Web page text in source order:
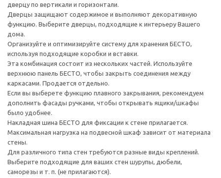
дверцу по вертикали и горизонтали.
Дверцы защищают содержимое и выполняют декоративную
функцию. Выберите дверцы, подходящие к интерьеру Вашего
дома.
Организуйте и оптимизируйте систему для хранения БЕСТО,
используя подходящие коробки и вставки.
Эта комбинация состоит из нескольких частей. Используйте
верхнюю панель БЕСТО, чтобы закрыть соединения между
каркасами. Продается отдельно.
Если вы выберете функцию плавного закрывания, рекомендуем
дополнить фасады ручками, чтобы открывать ящики/шкафы
было удобнее.
Накладная шина БЕСТО для фиксации к стене прилагается.
Максимальная нагрузка на подвесной шкаф зависит от материала
стены.
Для различного типа стен требуются разные виды креплений.
Выберите подходящие для ваших стен шурупы, дюбели,
саморезы и т. п. (не прилагаются).